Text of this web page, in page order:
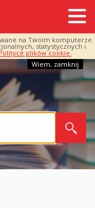
na Twoim komputerze.
statystycznych i
plików cookie.
Wiem, zamknij